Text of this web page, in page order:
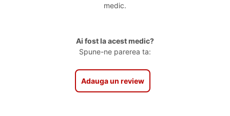
medic.
Ai fost la acest medic?
Spune-ne parerea ta:
Adauga un review